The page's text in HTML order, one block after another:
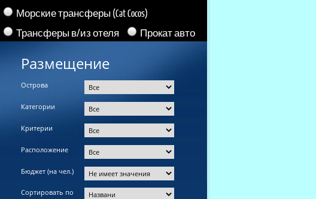
Морские трансферы (Cat Cocos)
Трансферы в/из отеля
Прокат авто
Размещение
Острова
Категории
Критерии
Расположение
Бюджет (на чел.)
Сортировать по